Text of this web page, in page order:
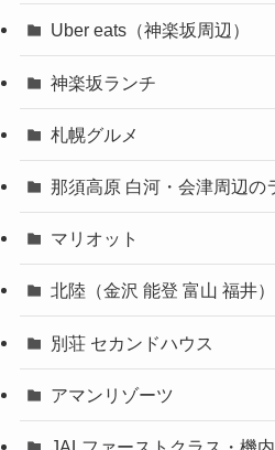
Uber eats（神楽坂周辺）
神楽坂ランチ
札幌グルメ
那須高原 白河・会津周辺の
マリオット
北陸（金沢 能登 富山 福井）
別荘 セカンドハウス
アマンリゾーツ